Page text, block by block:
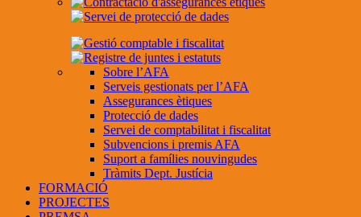
Sobre l’AFA
Serveis gestionats per l’AFA
Assegurances ètiques
Protecció de dades
Servei de comptabilitat i fiscalitat
Subvencions i premis AFA
Suport a famílies nouvingudes
Tràmits Dept. Justícia
FORMACIÓ
PROJECTES